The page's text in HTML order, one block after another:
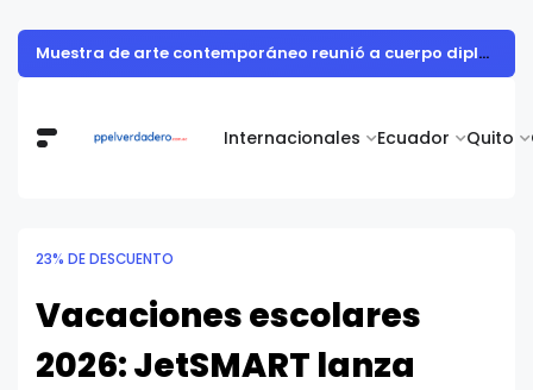
Internacionales Ecuador Quito
Muestra de arte contemporáneo reunió a cuerpo diplomático y artistas nacionales en la Academia Diplomática Galo Plaza
23% DE DESCUENTO
Vacaciones escolares
2026: JetSMART lanza